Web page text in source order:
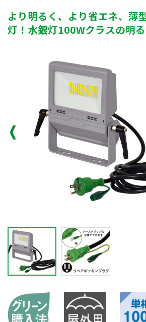
より明るく、より省エネ、薄
灯！水銀灯100Wクラスの明る